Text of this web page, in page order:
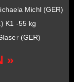
Michl (GER)
K1 -55 kg
(GER)
»